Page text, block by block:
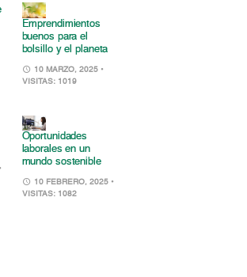
Emprendimientos
buenos para el
bolsillo y el planeta
10 MARZO, 2025 •
VISITAS: 1019
•
Oportunidades
laborales en un
mundo sostenible
10 FEBRERO, 2025 •
VISITAS: 1082